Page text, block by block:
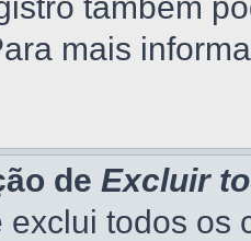
mais
de Excluir
exclui todos os